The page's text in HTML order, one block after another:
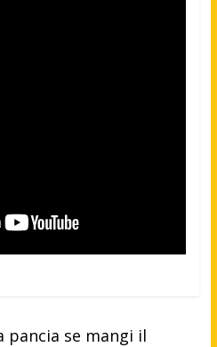
pancia se mangi il